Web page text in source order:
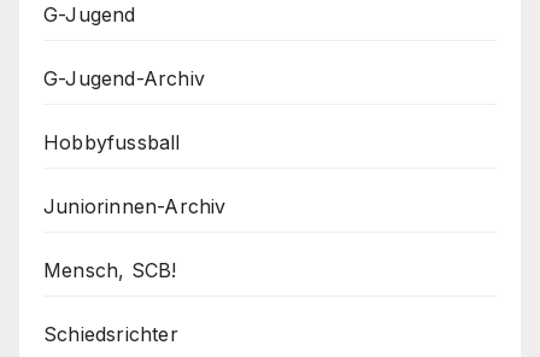
G-Jugend
G-Jugend-Archiv
Hobbyfussball
Juniorinnen-Archiv
Mensch, SCB!
Schiedsrichter